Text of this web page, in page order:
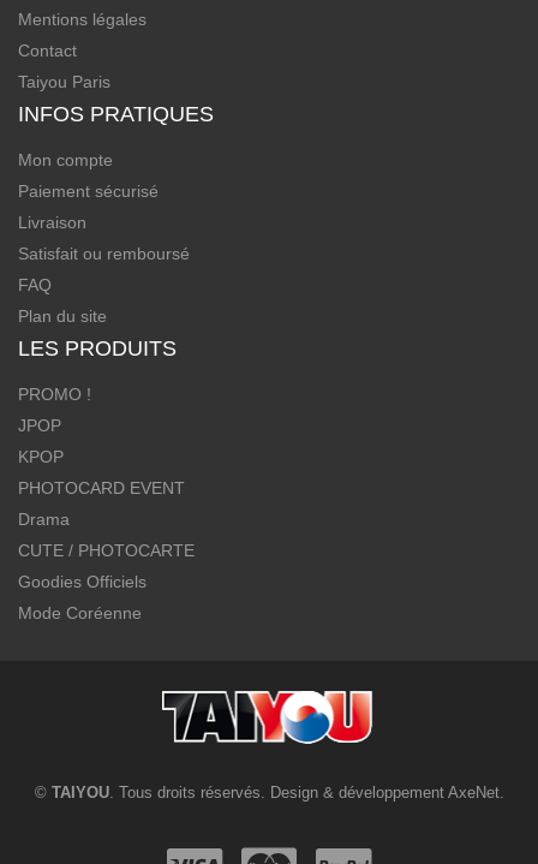
Mentions légales
Contact
Taiyou Paris
INFOS PRATIQUES
Mon compte
Paiement sécurisé
Livraison
Satisfait ou remboursé
FAQ
Plan du site
LES PRODUITS
PROMO !
JPOP
KPOP
PHOTOCARD EVENT
Drama
CUTE / PHOTOCARTE
Goodies Officiels
Mode Coréenne
© TAIYOU. Tous droits réservés. Design & développement AxeNet.